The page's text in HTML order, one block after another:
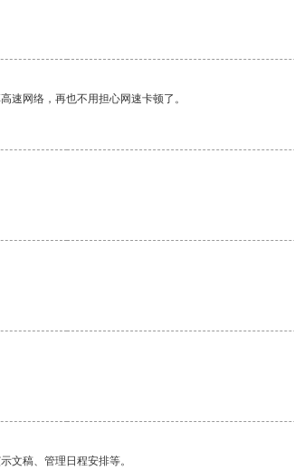
速网络，再也不用担心网速卡顿了。
文稿、管理日程安排等。